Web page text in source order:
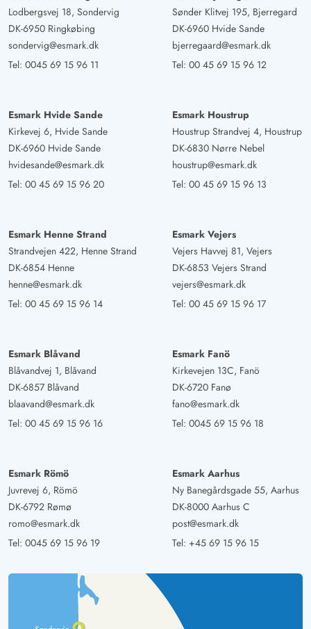
Lodbergsvej 18, Sondervig
DK-6950 Ringkøbing
sondervig@esmark.dk
Tel: 0045 69 15 96 11
Sønder Klitvej 195, Bjerregard
DK-6960 Hvide Sande
bjerregaard@esmark.dk
Tel: 00 45 69 15 96 12
Esmark Hvide Sande
Kirkevej 6, Hvide Sande
DK-6960 Hvide Sande
hvidesande@esmark.dk
Tel: 00 45 69 15 96 20
Esmark Houstrup
Houstrup Strandvej 4, Houstrup
DK-6830 Nørre Nebel
houstrup@esmark.dk
Tel: 00 45 69 15 96 13
Esmark Henne Strand
Strandvejen 422, Henne Strand
DK-6854 Henne
henne@esmark.dk
Tel: 00 45 69 15 96 14
Esmark Vejers
Vejers Havvej 81, Vejers
DK-6853 Vejers Strand
vejers@esmark.dk
Tel: 00 45 69 15 96 17
Esmark Blåvand
Blåvandvej 1, Blåvand
DK-6857 Blåvand
blaavand@esmark.dk
Tel: 00 45 69 15 96 16
Esmark Fanö
Kirkevejen 13C, Fanö
DK-6720 Fanø
fano@esmark.dk
Tel: 0045 69 15 96 18
Esmark Römö
Juvrevej 6, Römö
DK-6792 Rømø
romo@esmark.dk
Tel: 0045 69 15 96 19
Esmark Aarhus
Ny Banegårdsgade 55, Aarhus
DK-8000 Aarhus C
post@esmark.dk
Tel: +45 69 15 96 15